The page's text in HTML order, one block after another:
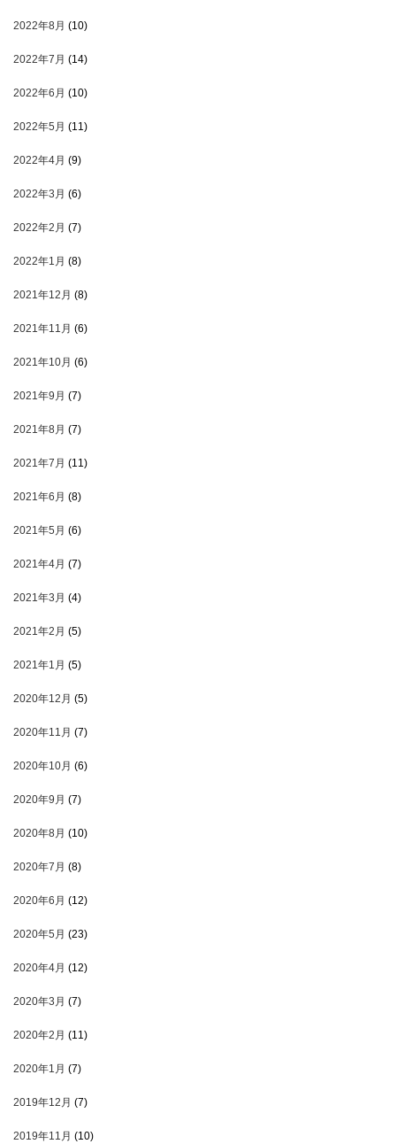
2022年8月 (10)
2022年7月 (14)
2022年6月 (10)
2022年5月 (11)
2022年4月 (9)
2022年3月 (6)
2022年2月 (7)
2022年1月 (8)
2021年12月 (8)
2021年11月 (6)
2021年10月 (6)
2021年9月 (7)
2021年8月 (7)
2021年7月 (11)
2021年6月 (8)
2021年5月 (6)
2021年4月 (7)
2021年3月 (4)
2021年2月 (5)
2021年1月 (5)
2020年12月 (5)
2020年11月 (7)
2020年10月 (6)
2020年9月 (7)
2020年8月 (10)
2020年7月 (8)
2020年6月 (12)
2020年5月 (23)
2020年4月 (12)
2020年3月 (7)
2020年2月 (11)
2020年1月 (7)
2019年12月 (7)
2019年11月 (10)